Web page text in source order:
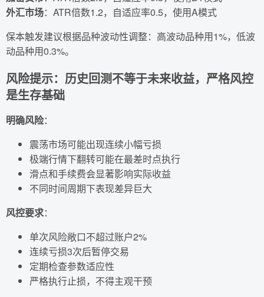
外汇市场：ATR倍数1.2，自适应率0.5，使用A模式
保本触发建议根据品种波动性调整：高波动品种用1%，低波
动品种用0.3%。
风险提示：历史回测不等于未来收益，严格风控
是生存基础
明确风险：
震荡市场可能出现连续小幅亏损
极端行情下翻转可能在最差时点执行
滑点和手续费会显著影响实际收益
不同时间周期下表现差异巨大
风控要求：
单次风险敞口不超过账户2%
连续亏损3次后暂停交易
定期检查参数适应性
严格执行止损，不得主观干预